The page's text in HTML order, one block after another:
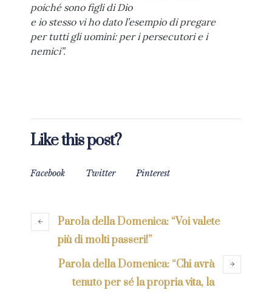
poiché sono figli di Dio
e io stesso vi ho dato l’esempio di pregare
per tutti gli uomini: per i persecutori e i
nemici”.
Like this post?
Facebook Twitter Pinterest
Parola della Domenica: “Voi valete
più di molti passeri!”
Parola della Domenica: “Chi avrà
tenuto per sé la propria vita, la